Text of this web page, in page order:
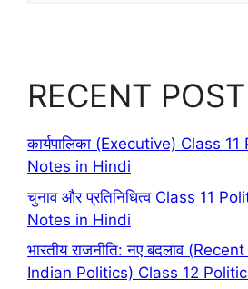
RECENT POST
कार्यपालिका (Executive) Class
Notes in Hindi
चुनाव और प्रतिनिधित्व Class 11
Notes in Hindi
भारतीय राजनीति: नए बदलाव
Indian Politics) Class 12